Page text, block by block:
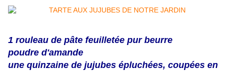
1 rouleau de pâte feuilletée pur beurre
poudre d'amande
une quinzaine de jujubes épluchées, coupées en